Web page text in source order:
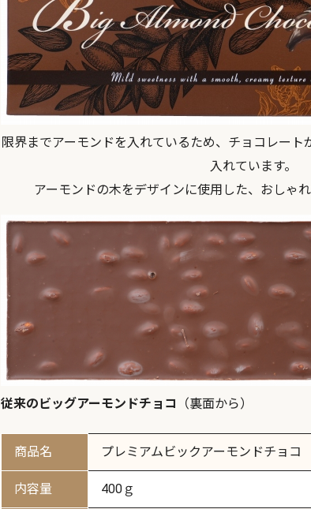
限界までアーモンドを入れているため、チョコレー
入れています。
アーモンドの木をデザインに使用した、おしゃ
従来のビッグアーモンドチョコ （裏面から）
商品名 プレミアムビックアーモンドチョコ
内容量 400ｇ